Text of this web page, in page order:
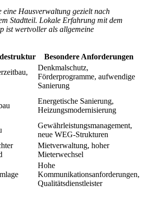
eine Hausverwaltung gezielt nach
Stadtteil. Lokale Erfahrung mit dem
ist wertvoller als allgemeine
Besondere Anforderungen
Denkmalschutz,
Förderprogramme, aufwendige
Sanierung
Energetische Sanierung,
Heizungsmodernisierung
Gewährleistungsmanagement,
neue WEG-Strukturen
Mietverwaltung, hoher
Mieterwechsel
Hohe
Kommunikationsanforderungen,
Qualitätsdienstleister